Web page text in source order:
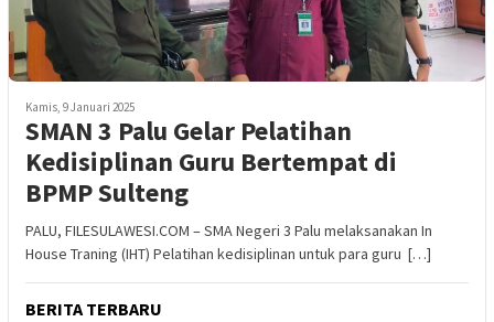
Kamis, 9 Januari 2025
SMAN 3 Palu Gelar Pelatihan
Kedisiplinan Guru Bertempat di
BPMP Sulteng
PALU, FILESULAWESI.COM – SMA Negeri 3 Palu melaksanakan In
House Traning (IHT) Pelatihan kedisiplinan untuk para guru […]
BERITA TERBARU